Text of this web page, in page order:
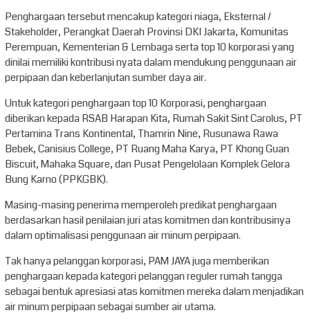
Penghargaan tersebut mencakup kategori niaga, Eksternal /
Stakeholder, Perangkat Daerah Provinsi DKI Jakarta, Komunitas
Perempuan, Kementerian & Lembaga serta top 10 korporasi yang
dinilai memiliki kontribusi nyata dalam mendukung penggunaan air
perpipaan dan keberlanjutan sumber daya air.
Untuk kategori penghargaan top 10 Korporasi, penghargaan
diberikan kepada RSAB Harapan Kita, Rumah Sakit Sint Carolus, PT
Pertamina Trans Kontinental, Thamrin Nine, Rusunawa Rawa
Bebek, Canisius College, PT Ruang Maha Karya, PT Khong Guan
Biscuit, Mahaka Square, dan Pusat Pengelolaan Komplek Gelora
Bung Karno (PPKGBK).
Masing-masing penerima memperoleh predikat penghargaan
berdasarkan hasil penilaian juri atas komitmen dan kontribusinya
dalam optimalisasi penggunaan air minum perpipaan.
Tak hanya pelanggan korporasi, PAM JAYA juga memberikan
penghargaan kepada kategori pelanggan reguler rumah tangga
sebagai bentuk apresiasi atas komitmen mereka dalam menjadikan
air minum perpipaan sebagai sumber air utama.